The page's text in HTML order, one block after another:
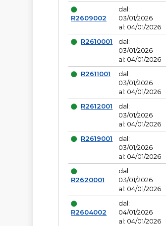
R2609002
dal:
03/01/2026
al: 04/01/2026
R2610001
dal:
03/01/2026
al: 04/01/2026
R2611001
dal:
03/01/2026
al: 04/01/2026
R2612001
dal:
03/01/2026
al: 04/01/2026
R2619001
dal:
03/01/2026
al: 04/01/2026
R2620001
dal:
03/01/2026
al: 04/01/2026
R2604002
dal:
04/01/2026
al: 04/01/2026